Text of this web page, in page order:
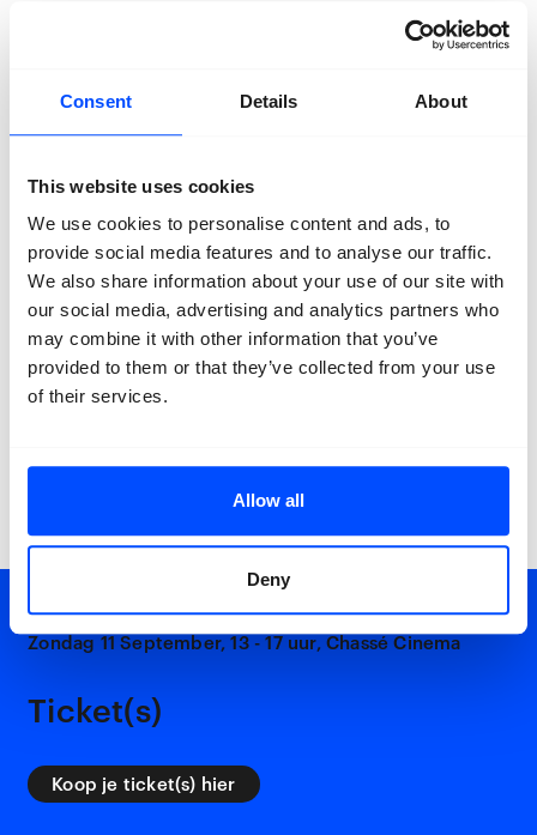
Consent Details About
This website uses cookies
We use cookies to personalise content and ads, to
provide social media features and to analyse our traffic.
We also share information about your use of our site with
our social media, advertising and analytics partners who
may combine it with other information that you’ve
provided to them or that they’ve collected from your use
of their services.
Allow all
Deny
Gesture
een medisch document onder ogen komt beseft hij dat
de ongeneeslijke genetische aandoening van zijn zoon
opnieuw terug is. Om zijn familie te beschermen houdt
hij het nieuws geheim maar hierdoor wordt hij
hulpeloos. Langzaamaan begint hij zich vreemd te
gedragen.
Er is eveneens werk vanPouya Parsamaghamte zien in
de tentoonstelling
CINEMA OF DREAMS: CONTRAMARÉ + GESTURE,
Zondag 11 September, 13 - 17 uur, Chassé Cinema
Ticket(s)
Koop je ticket(s) hier